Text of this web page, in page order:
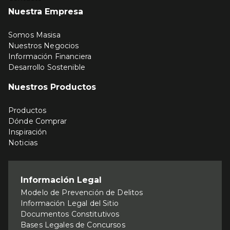
Nuestra Empresa
Somos Masisa
Nuestros Negocios
Información Financiera
Desarrollo Sostenible
Nuestros Productos
Productos
Dónde Comprar
Inspiración
Noticias
Información Legal
Modelo de Prevención de Delitos
Información Legal del Sitio
Documentos Constitutivos
Bases Legales de Concursos